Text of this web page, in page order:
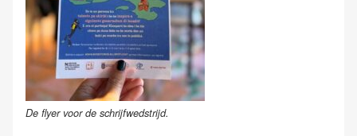
De flyer voor de schrijfwedstrijd.